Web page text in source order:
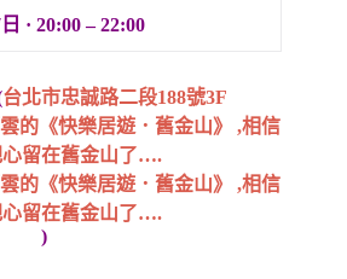
· 20:00 – 22:00
台北市忠誠路二段188號3F
)